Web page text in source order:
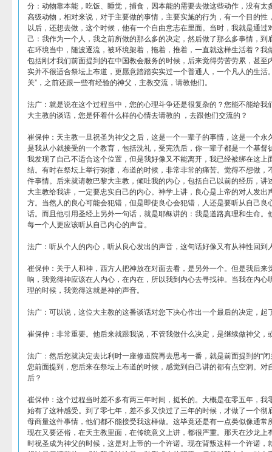
分：动物靠本能，吃饭、睡觉，捕食，因本能的需要去做这些动作，没有太
高级动物，相对来说，对于主要做的事情，主要实施的行为，有一个目的性
以后，还想去做，这个时候，他有一个自由意志在里面。当时，我就是通过
己：我作为一个人，我之前所做的那么多的决定，然后做了那么多事情，到
在环境当中，随波逐流，被环境架着，拖着，推着，一直就这样生活着？我
包括刚才我们前面提到的在中国教会服务的时候，后来觉得劳苦劳累，甚至
实并不很适合祭坛上布道，更愿意踏踏实实过一个普通人，一个凡人的生活
关”，之前还跟一些有经验的神父，主教交流，请教他们。
法广：就是说在这个过程当中，您的心理斗争还是很复杂的？您能不能给我
大主教的谈话，您是怀着什么样的心情去请教的 ，去跟他们交流的？
崔保仲：天主教一旦祝圣为神父之后，这是一个一辈子的事情，这是一个永
是我从小就接受的一个教育，包括洗礼，受完洗后，你一辈子都是一个基督
我发现了自己不适合这个位置，但是我好像又不能离开，我已经被绑在这上
结。有时在祭坛上举行弥撒，布道的时候，非常非常的痛苦。觉得不想做，
件事情。后来就请教巴黎大主教，倾吐我的内心，包括自己以前的经历，讲
大主教给我讲，一定要忠实自己的内心。神学上讲，良心是上帝的对人发出
方。当然人的良心可能会犯错，但是即使良心会犯错，人还是要听从自己良
话。而且他引用圣经上另外一句话，就是耶稣讲的：我是道路真理和生命。
每一个人更应该听从自己内心的声音。
法广：听从个人的内心，听从良心发出的声音，这句话好像又有从神性回到
崔保仲：关于人和神，西方人把神放在对面去看，是另外一个。但是我后来
响，我觉得神应该在人内心，在内在，所以我到内心去寻找神。当我在内心
理的时候，我觉得这就是神的声音。
法广：可以说，这位大主教的这番谈话对您下决心作出一个最后的决定，起
崔保仲：非常重要。他后来就跟我说，不管我做什么决定，是继续做神父，
法广：然后您就决定去比利时一座修道院再去思考一番，就是前面提到的“闭
您前面提到，您后来在祭坛上布道的时候，感觉到自己讲的都有点空洞。对
后？
崔保仲：这个过程当时差不多有两三年时间，挺长的。大概是在零五年，我
始有了这种感受。到了零七年，差不多又快过了三年的时候，才做了一个彻
母商量这件事情，他们都不能接受我这样做。这毕竟还是有一点类似像通常
现在又要还俗，在天主教里面，在传统意义上讲，都很严重。那天在沙龙上
时祝圣成为神父的时候，这是对上帝的一个许诺。现在背叛这样一个许诺，